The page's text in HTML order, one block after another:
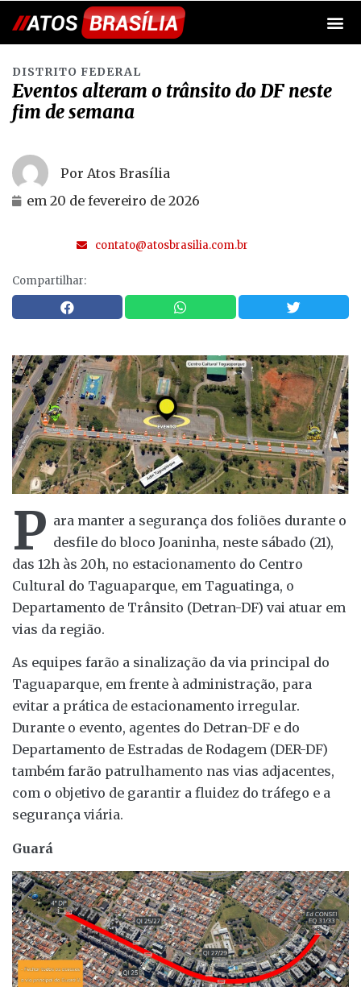
DISTRITO FEDERAL
Eventos alteram o trânsito do DF neste
fim de semana
Por Atos Brasília
em 20 de fevereiro de 2026
contato@atosbrasilia.com.br
Compartilhar:
P ara manter a segurança dos foliões durante o
desfile do bloco Joaninha, neste sábado (21),
das 12h às 20h, no estacionamento do Centro
Cultural do Taguaparque, em Taguatinga, o
Departamento de Trânsito (Detran-DF) vai atuar em
vias da região.
As equipes farão a sinalização da via principal do
Taguaparque, em frente à administração, para
evitar a prática de estacionamento irregular.
Durante o evento, agentes do Detran-DF e do
Departamento de Estradas de Rodagem (DER-DF)
também farão patrulhamento nas vias adjacentes,
com o objetivo de garantir a fluidez do tráfego e a
segurança viária.
Guará